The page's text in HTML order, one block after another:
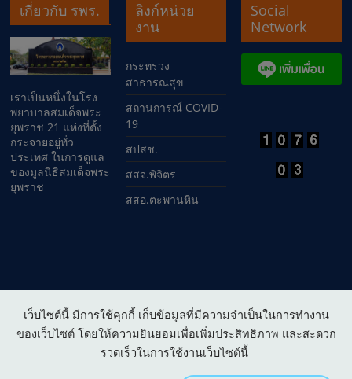
เว็บไซต์นี้ มีการใช้คุกกี้ เก็บข้อมูลที่มีความจำเป็นในการทำงาน
ของเว็บไซต์ โดยให้ความยินยอมเพื่อเพิ่มประสิทธิภาพ และสะดวก
รวดเร็วในการใช้งานเว็บไซต์นี้
เกี่ยวกับ รพร.
เราเป็นหนึ่งในโรง
พยาบาลสมเด็จพระ
ยุพราช 21 แห่งที่ตั้ง
กระจายอยู่ทั่ว
ประเทศ ในการดูแล
ของมูลนิธิสมเด็จพระ
ยุพราช
ลิงก์หน่วย
งาน
กระทรวง
สาธารณสุข
สถานการณ์ COVID-
19
สปสช.
สสจ.พิจิตร
สสอ.ตะพานหิน
Social
Network
Copyright © 2026โรงพยาบาลสมเด็จพระยุพราชตะพานหิน. All
rights reserved.
เงื่อนไขการให้บริการเว็บไซต์ : Website policy
คุ้มครองข้อมูลส่วนบุคคล (PDPA)